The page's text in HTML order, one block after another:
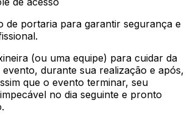
de portaria para garantir segurança e
(ou uma equipe) para cuidar da
evento, durante sua realização e após,
que o evento terminar, seu
no dia seguinte e pronto